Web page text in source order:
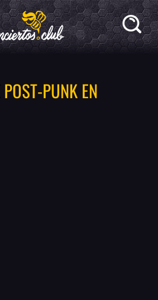
POST-PUNK EN